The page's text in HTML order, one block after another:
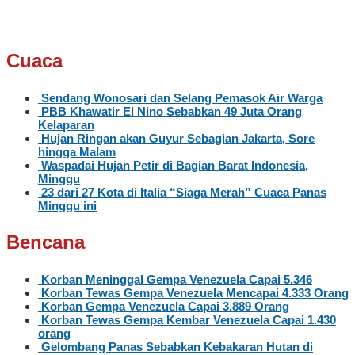
Cuaca
Sendang Wonosari dan Selang Pemasok Air Warga
PBB Khawatir El Nino Sebabkan 49 Juta Orang
Kelaparan
Hujan Ringan akan Guyur Sebagian Jakarta, Sore
hingga Malam
Waspadai Hujan Petir di Bagian Barat Indonesia,
Minggu
23 dari 27 Kota di Italia “Siaga Merah” Cuaca Panas
Minggu ini
Bencana
Korban Meninggal Gempa Venezuela Capai 5.346
Korban Tewas Gempa Venezuela Mencapai 4.333 Orang
Korban Gempa Venezuela Capai 3.889 Orang
Korban Tewas Gempa Kembar Venezuela Capai 1.430
orang
Gelombang Panas Sebabkan Kebakaran Hutan di